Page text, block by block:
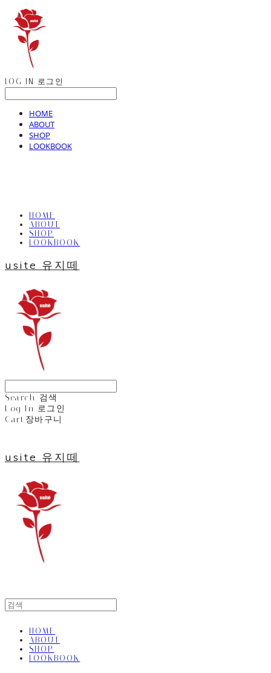
LOG IN 로그인
HOME
ABOUT
SHOP
LOOKBOOK
HOME
ABOUT
SHOP
LOOKBOOK
usite 유지떼
Search 검색
Log In 로그인
Cart 장바구니
usite 유지떼
HOME
ABOUT
SHOP
LOOKBOOK